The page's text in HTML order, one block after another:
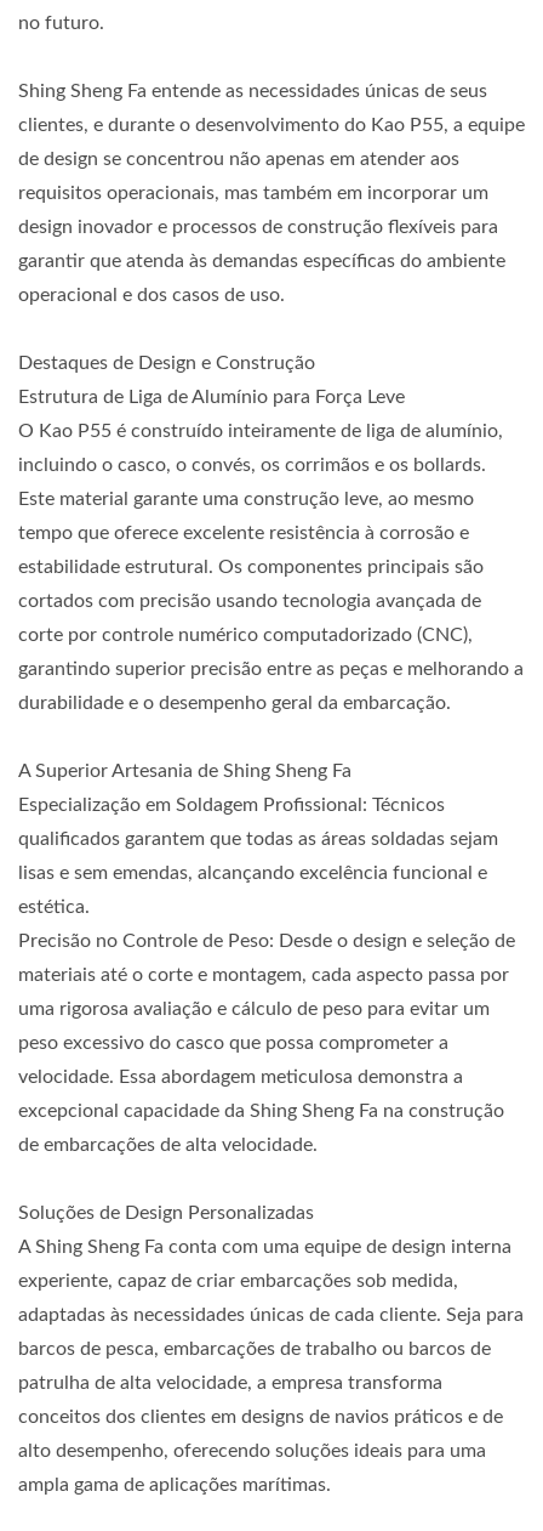
no futuro.
Shing Sheng Fa entende as necessidades únicas de seus
clientes, e durante o desenvolvimento do Kao P55, a equipe
de design se concentrou não apenas em atender aos
requisitos operacionais, mas também em incorporar um
design inovador e processos de construção flexíveis para
garantir que atenda às demandas específicas do ambiente
operacional e dos casos de uso.
Destaques de Design e Construção
Estrutura de Liga de Alumínio para Força Leve
O Kao P55 é construído inteiramente de liga de alumínio,
incluindo o casco, o convés, os corrimãos e os bollards.
Este material garante uma construção leve, ao mesmo
tempo que oferece excelente resistência à corrosão e
estabilidade estrutural. Os componentes principais são
cortados com precisão usando tecnologia avançada de
corte por controle numérico computadorizado (CNC),
garantindo superior precisão entre as peças e melhorando a
durabilidade e o desempenho geral da embarcação.
A Superior Artesania de Shing Sheng Fa
Especialização em Soldagem Profissional: Técnicos
qualificados garantem que todas as áreas soldadas sejam
lisas e sem emendas, alcançando excelência funcional e
estética.
Precisão no Controle de Peso: Desde o design e seleção de
materiais até o corte e montagem, cada aspecto passa por
uma rigorosa avaliação e cálculo de peso para evitar um
peso excessivo do casco que possa comprometer a
velocidade. Essa abordagem meticulosa demonstra a
excepcional capacidade da Shing Sheng Fa na construção
de embarcações de alta velocidade.
Soluções de Design Personalizadas
A Shing Sheng Fa conta com uma equipe de design interna
experiente, capaz de criar embarcações sob medida,
adaptadas às necessidades únicas de cada cliente. Seja para
barcos de pesca, embarcações de trabalho ou barcos de
patrulha de alta velocidade, a empresa transforma
conceitos dos clientes em designs de navios práticos e de
alto desempenho, oferecendo soluções ideais para uma
ampla gama de aplicações marítimas.